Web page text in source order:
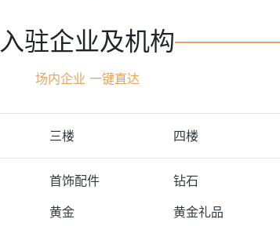
入驻企业及机构
场内企业 一键直达
三楼 四楼
首饰配件 钻石
黄金 黄金礼品